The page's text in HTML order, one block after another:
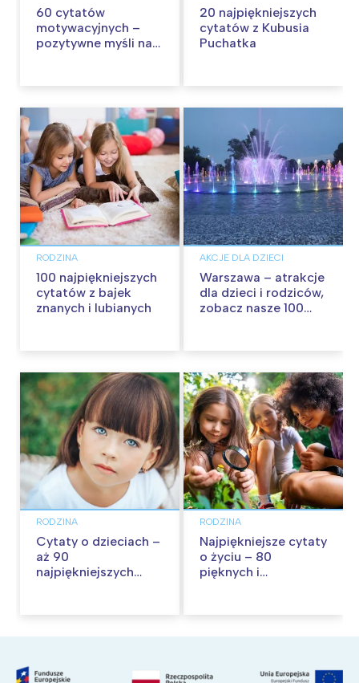
60 cytatów
motywacyjnych –
pozytywne myśli na
20 najpiękniejszych
cytatów z Kubusia
Puchatka
RODZINA
100 najpiękniejszych
cytatów z bajek
znanych i lubianych
AKCJE DLA DZIECI
Warszawa – atrakcje
dla dzieci i rodziców,
zobacz nasze 100
RODZINA
Cytaty o dzieciach –
aż 90
najpiękniejszych
RODZINA
Najpiękniejsze cytaty
o życiu – 80
pięknych i